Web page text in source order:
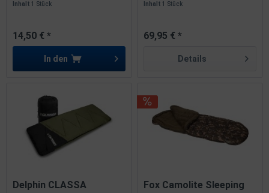
Inhalt1 Stück
14,50 € *
In den
Inhalt1 Stück
69,95 € *
Details
Delphin CLASSA
Fox Camolite Sleeping